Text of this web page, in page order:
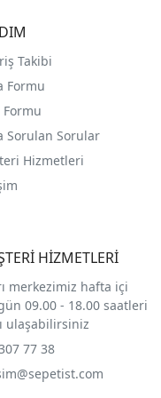
Takibi
Formu
Sorulan Sorular
Hizmetleri
HİZMETLERİ
merkezimiz hafta içi
09.00 - 18.00 saatleri
ulaşabilirsiniz
77 38